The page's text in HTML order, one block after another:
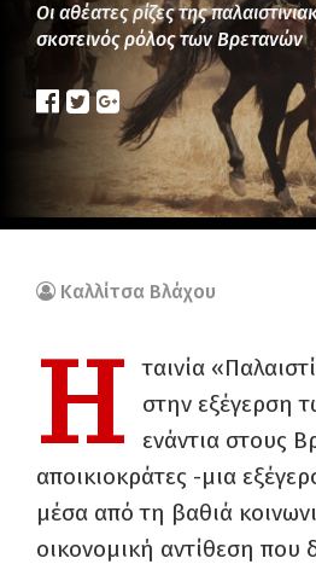
Οι αθέατες ρίζες της
σκοτεινός ρόλος των Βρετανών
Καλλίτσα Βλάχου
Η
ταινία
στην εξέγερση
ενάντια στους
αποικιοκράτες -μια
μέσα από τη βαθιά
οικονομική αντίθεση